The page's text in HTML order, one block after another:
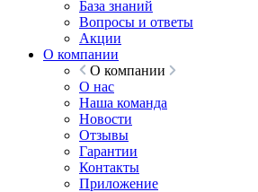
База знаний
Вопросы и ответы
Акции
О компании
О компании
О нас
Наша команда
Новости
Отзывы
Гарантии
Контакты
Приложение